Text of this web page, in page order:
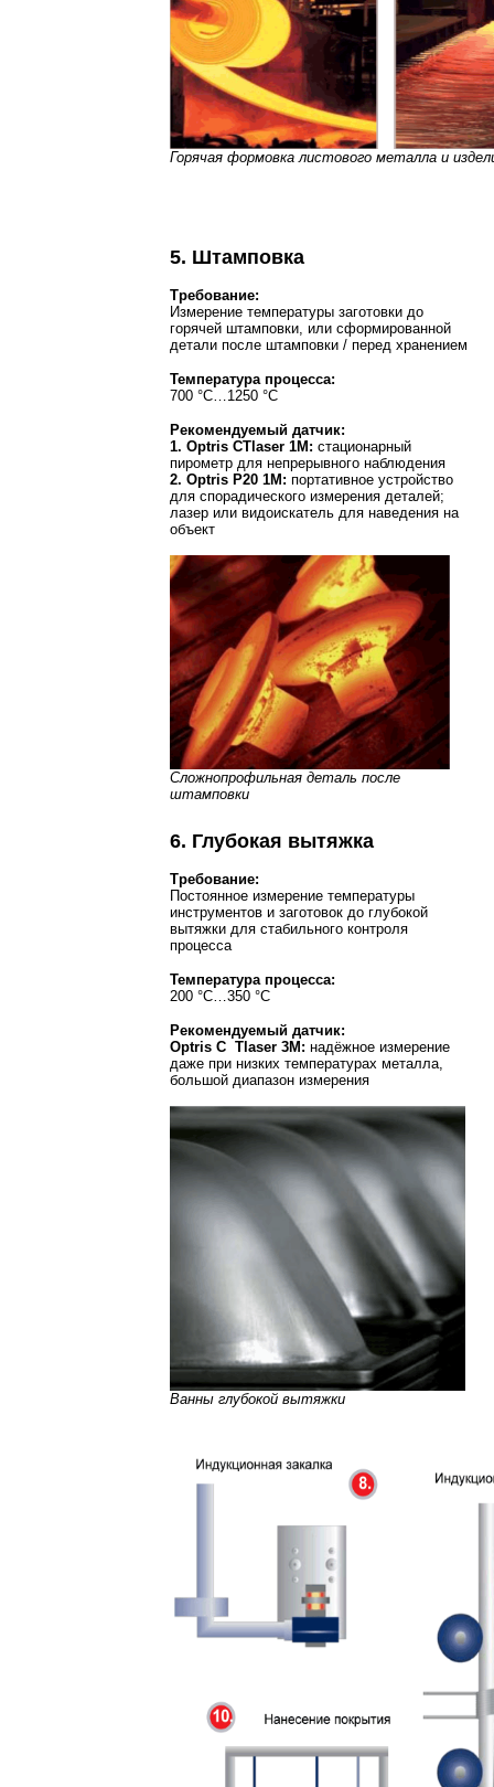
Горячая формовка листового металла и
5. Штамповка
Требование:
Измерение температуры заготовки до
горячей штамповки, или сформированной
детали после штамповки / перед хранением
Температура процесса:
700 °C…1250 °C
Рекомендуемый датчик:
1. Optris CTlaser 1M: стационарный
пирометр для непрерывного наблюдения
2. Optris P20 1M: портативное устройство
для спорадического измерения деталей;
лазер или видоискатель для наведения на
объект
Сложнопрофильная деталь после
штамповки
6. Глубокая вытяжка
Требование:
Постоянное измерение температуры
инструментов и заготовок до глубокой
вытяжки для стабильного контроля
процесса
Температура процесса:
200 °C…350 °C
Рекомендуемый датчик:
Optris C Tlaser 3M: надёжное измерение
даже при низких температурах металла,
большой диапазон измерения
Ванны глубокой вытяжки